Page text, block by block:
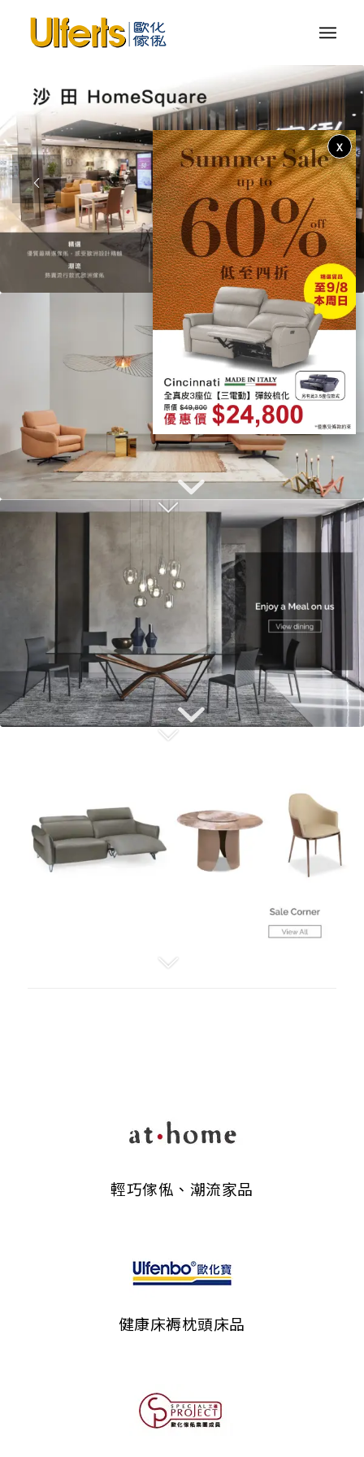
1 2 3
輕巧傢俬、潮流家品
健康床褥枕頭床品
X